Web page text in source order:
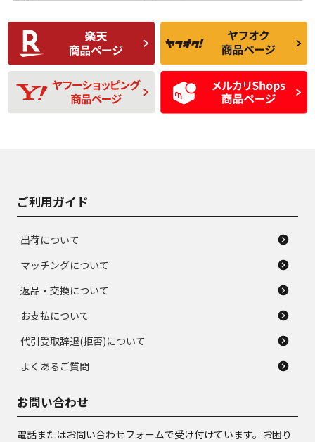
C
比較的きれいな中古
品
C
られるが、使用に問
題のない中古品
D
使用感や目立つ傷が
あり、一般的な中古
品
D
残り溝も少なく、偏
磨耗がみられ、短期
間使用できるくらい
の中古品
ご利用ガイド
出荷について
マッチングについて
返品・交換について
お支払について
代引受取辞退(拒否)について
よくあるご質問
お問い合わせ
電話またはお問い合わせフォームで受け付けています。お困り